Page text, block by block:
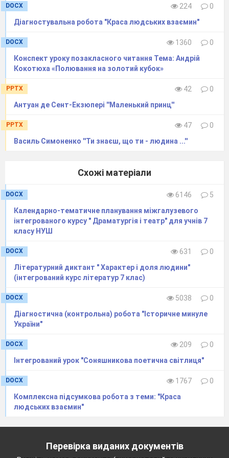
Високий дуб, по-українськи
Святе письмо, по-їхньому –
Коран.
Чого я тут? Ще й, кажуть,
Богу слава,
А я – Маруся. Я – із
У мене є непродана душа. /
Ох, килими, барвисті
килимочки!
Носила я і плахту, і віночки,
-
Люблю чадру – і чорна, і
Коли татарам брешуть мої
очі,
тремтять вуста.
DOCX 224
0
Діагностувальна робота "Краса людських взаємин"
DOCX 1360
0
Конспект уроку позакласного читання Тема: Андрій
Кокотюха «Полювання на золотий кубок»
PPTX 42
0
Антуан де Сент-Екзюпері ''Маленький принц''
PPTX 47
0
Василь Симоненко ''Ти знаєш, що ти - людина ...''
Схожі матеріали
DOCX 6146
5
Календарно-тематичне планування міжгалузевого
інтегрованого курсу " Драматургія і театр" для учнів 7
класу НУШ
DOCX 631
0
Літературний диктант " Характер і доля людини"
(інтегрований курс літератур 7 клас)
DOCX 5038
0
Діагностична (контрольна) робота "Історичне минуле
України"
DOCX 209
0
Інтегрований урок "Соняшникова поетична світлиця"
DOCX 1767
0
Комплексна підсумкова робота з теми: "Краса
людських взаємин"
Перевірка виданих документів